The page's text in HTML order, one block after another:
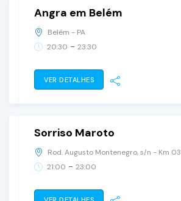
Angra em Belém
Belém - PA
20:30 - 23:30
VER DETALHES
28 junho, 2025
Sorriso Maroto
Rod. Augusto Montenegro, s/n - Km 03
21:00 - 23:00